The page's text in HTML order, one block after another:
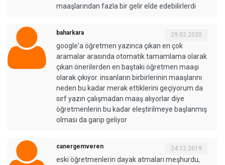
maaşlarından fazla bir gelir elde edebilirlerdi
baharkara 29.02.2020
google'a öğretmen yazınca çıkan en çok
aramalar arasında otomatik tamamlama olarak
çıkan önerilerden en baştaki öğretmen maaşı
olarak çıkıyor. insanların birbirlerinin maaşlarını
neden bu kadar merak ettiklerini geçiyorum da
sırf yazın çalışmadan maaş alıyorlar diye
öğretmenlerin bu kadar eleştirilmeye başlanmış
olması da garip geliyor
canergemveren 24.12.2019
eski öğretmenlerin dayak atmaları meşhurdu,